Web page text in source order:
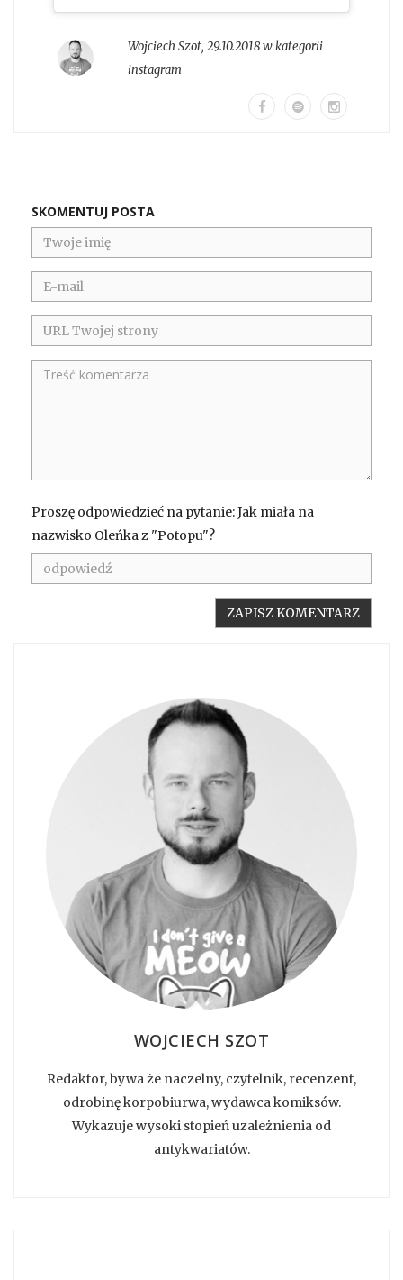
Wojciech Szot, 29.10.2018 w kategorii
instagram
SKOMENTUJ POSTA
Proszę odpowiedzieć na pytanie: Jak miała na
nazwisko Oleńka z "Potopu"?
WOJCIECH SZOT
Redaktor, bywa że naczelny, czytelnik, recenzent,
odrobinę korpobiurwa, wydawca komiksów.
Wykazuje wysoki stopień uzależnienia od
antykwariatów.